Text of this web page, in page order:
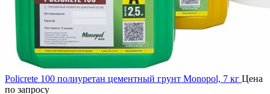
Policrete 100 полиуретан цементный грунт Monopol, 7 кг Цена
по запросу